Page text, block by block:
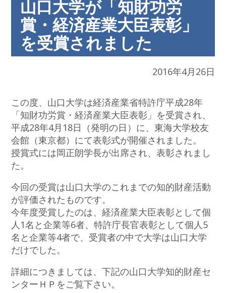
山口大学が「知財功労
賞・経済産業大臣表彰」
を受賞されました
2016年4月26日
この度、山口大学は経済産業省特許庁平成28年
「知財功労賞・経済産業大臣表彰」を受賞され、
平成28年4月18日（発明の日）に、東海大学校友
会館（東京都）にて表彰式が開催されました。
授賞式には岡正朗学長が出席され、表彰されまし
た。
今回の受賞は山口大学のこれまでの知的財産活動
が評価されたものです。
今年度受賞したのは、経済産業大臣表彰として個
人1名と企業等6者、特許庁長官表彰として個人5
名と企業等4者で、受賞者の中で大学は山口大学
だけでした。
詳細につきましては、下記の山口大学知的財産セ
ンターＨＰをご覧下さい。